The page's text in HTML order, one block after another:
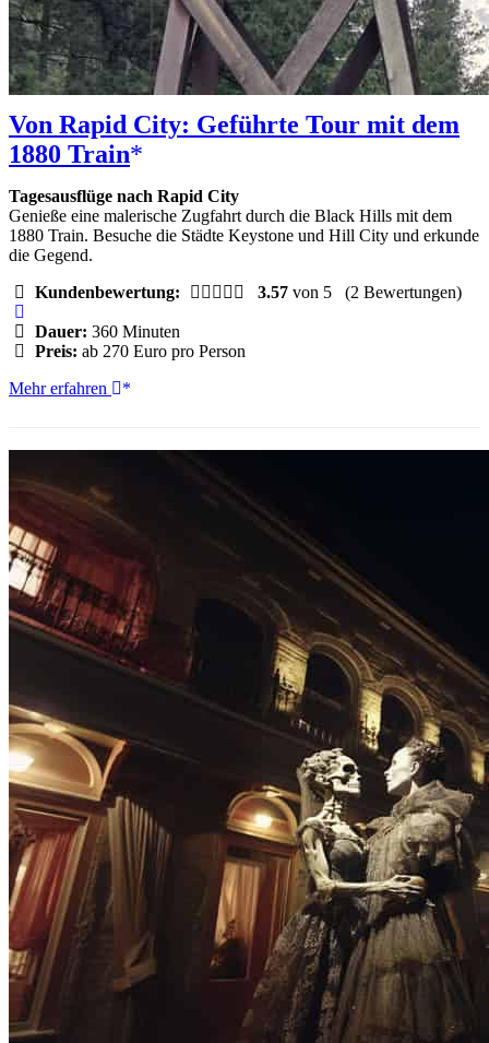
Von Rapid City: Geführte Tour mit dem
1880 Train
Tagesausflüge nach Rapid City
Genieße eine malerische Zugfahrt durch die Black Hills mit dem
1880 Train. Besuche die Städte Keystone und Hill City und erkunde
die Gegend.
Kundenbewertung:
3.57 von 5 (2 Bewertungen)
Dauer: 360 Minuten
Preis: ab 270 Euro pro Person
Von
Geführte
mit
dem
1880
Train
Mehr erfahren